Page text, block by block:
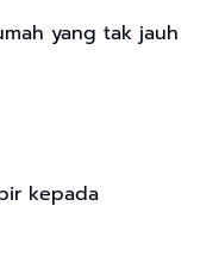
yang tak jauh
kepada